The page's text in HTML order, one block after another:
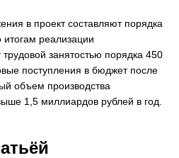
в проект составляют порядка
реализации
занятостью порядка 450
поступления в бюджет после
объем производства
1,5 миллиардов рублей в год.